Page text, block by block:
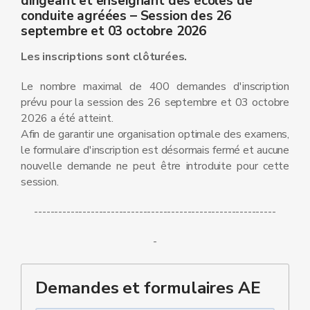
conduite agréées – Session des 26
septembre et 03 octobre 2026
Les inscriptions sont clôturées.
Le nombre maximal de 400 demandes d'inscription
prévu pour la session des 26 septembre et 03 octobre
2026 a été atteint.
Afin de garantir une organisation optimale des examens,
le formulaire d'inscription est désormais fermé et aucune
nouvelle demande ne peut être introduite pour cette
session.
------------------------------------------------------------
-
Demandes et formulaires AE